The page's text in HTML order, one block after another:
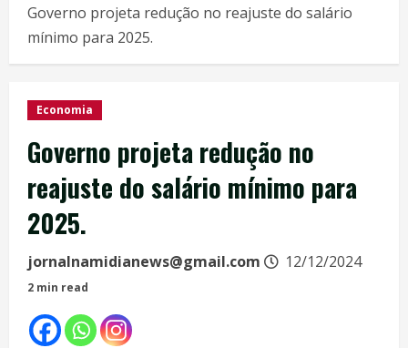
Governo projeta redução no reajuste do salário
mínimo para 2025.
Economia
Governo projeta redução no
reajuste do salário mínimo para
2025.
jornalnamidianews@gmail.com 12/12/2024
2 min read